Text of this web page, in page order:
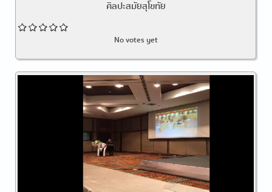
ศิลปะสมัยสุโขทัย
No votes yet